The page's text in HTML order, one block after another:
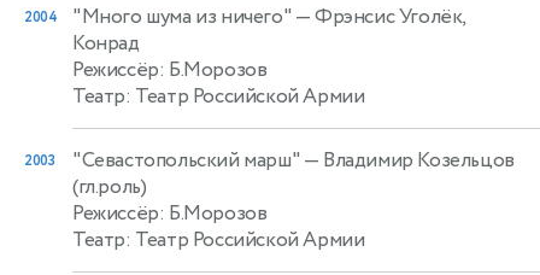
2004 "Много шума из ничего" — Фрэнсис Уголёк,
Конрад
Режиссёр: Б.Морозов
Театр: Театр Российской Армии
2003 "Севастопольский марш" — Владимир Козельцов
(гл.роль)
Режиссёр: Б.Морозов
Театр: Театр Российской Армии